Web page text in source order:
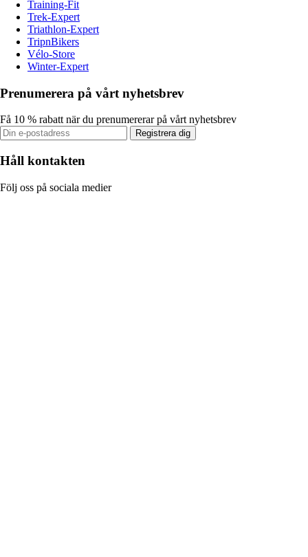
Training-Fit
Trek-Expert
Triathlon-Expert
TripnBikers
Vélo-Store
Winter-Expert
Prenumerera på vårt nyhetsbrev
Få 10 % rabatt när du prenumererar på vårt nyhetsbrev
Registrera dig
Håll kontakten
Följ oss på sociala medier